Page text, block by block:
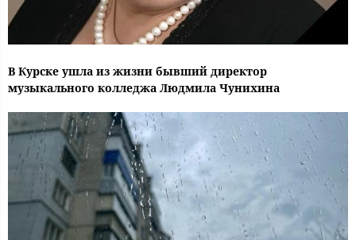
В Курске ушла из жизни бывший директор
музыкального колледжа Людмила Чунихина